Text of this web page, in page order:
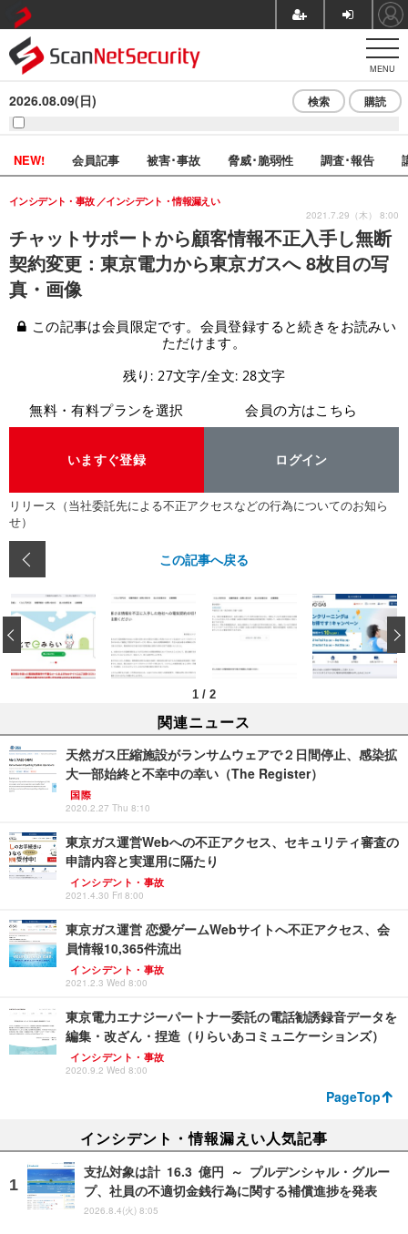
MENU
2026.08.09(日) 検索 購読
NEW! 会員記事 被害･事故 脅威･脆弱性 調査･報告
チャットサポートから顧客情報不正入手し無断
契約変更：東京電力から東京ガスへ 8枚目の写
真・画像
インシデント・事故 インシデント・情報漏えい
2021.7.29（木） 8:00
この記事は会員限定です。会員登録すると続きをお読みい
ただけます。
残り: 27文字/全文: 28文字
無料・有料プランを選択
いますぐ登録
会員の方はこちら
ログイン
リリース（当社委託先による不正アクセスなどの行為についてのお知ら
せ）
この記事へ戻る
1 / 2
‹
関連ニュース
天然ガス圧縮施設がランサムウェアで２日間停止、感染拡
大一部始終と不幸中の幸い（The Register）
国際
2020.2.27 Thu 8:10
東京ガス運営Webへの不正アクセス、セキュリティ審査の
申請内容と実運用に隔たり
インシデント・事故
2021.4.30 Fri 8:00
東京ガス運営 恋愛ゲームWebサイトへ不正アクセス、会
員情報10,365件流出
インシデント・事故
2021.2.3 Wed 8:00
東京電力エナジーパートナー委託の電話勧誘録音データを
編集・改ざん・捏造（りらいあコミュニケーションズ）
インシデント・事故
2020.9.2 Wed 8:00
PageTop
インシデント・情報漏えい人気記事
支払対象は計 16.3 億円 ～ プルデンシャル・グルー
プ、社員の不適切金銭行為に関する補償進捗を発表
2026.8.4(火) 8:05